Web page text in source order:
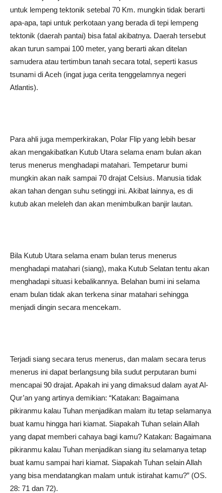
untuk lempeng tektonik setebal 70 Km. mungkin tidak berarti
apa-apa, tapi untuk perkotaan yang berada di tepi lempeng
tektonik (daerah pantai) bisa fatal akibatnya. Daerah tersebut
akan turun sampai 100 meter, yang berarti akan ditelan
samudera atau tertimbun tanah secara total, seperti kasus
tsunami di Aceh (ingat juga cerita tenggelamnya negeri
Atlantis).
Para ahli juga memperkirakan, Polar Flip yang lebih besar
akan mengakibatkan Kutub Utara selama enam bulan akan
terus menerus menghadapi matahari. Tempetarur bumi
mungkin akan naik sampai 70 drajat Celsius. Manusia tidak
akan tahan dengan suhu setinggi ini. Akibat lainnya, es di
kutub akan meleleh dan akan menimbulkan banjir lautan.
Bila Kutub Utara selama enam bulan terus menerus
menghadapi matahari (siang), maka Kutub Selatan tentu akan
menghadapi situasi kebalikannya. Belahan bumi ini selama
enam bulan tidak akan terkena sinar matahari sehingga
menjadi dingin secara mencekam.
Terjadi siang secara terus menerus, dan malam secara terus
menerus ini dapat berlangsung bila sudut perputaran bumi
mencapai 90 drajat. Apakah ini yang dimaksud dalam ayat Al-
Qur’an yang artinya demikian: “Katakan: Bagaimana
pikiranmu kalau Tuhan menjadikan malam itu tetap selamanya
buat kamu hingga hari kiamat. Siapakah Tuhan selain Allah
yang dapat memberi cahaya bagi kamu? Katakan: Bagaimana
pikiranmu kalau Tuhan menjadikan siang itu selamanya tetap
buat kamu sampai hari kiamat. Siapakah Tuhan selain Allah
yang bisa mendatangkan malam untuk istirahat kamu?” (OS.
28: 71 dan 72).